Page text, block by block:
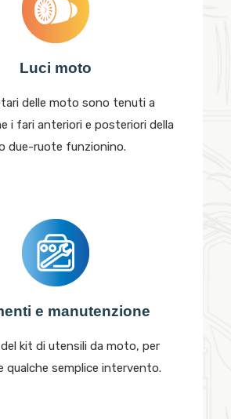
Luci moto
delle moto sono tenuti a
i fari anteriori e posteriori della
due-ruote funzionino.
e manutenzione
del kit di utensili da moto, per
qualche semplice intervento.